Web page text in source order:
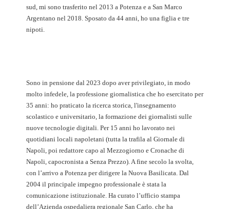
sud, mi sono trasferito nel 2013 a Potenza e a San Marco
Argentano nel 2018. Sposato da 44 anni, ho una figlia e tre
nipoti.
Sono in pensione dal 2023 dopo aver privilegiato, in modo
molto infedele, la professione giornalistica che ho esercitato per
35 anni: ho praticato la ricerca storica, l'insegnamento
scolastico e universitario, la formazione dei giornalisti sulle
nuove tecnologie digitali. Per 15 anni ho lavorato nei
quotidiani locali napoletani (tutta la trafila al Giornale di
Napoli, poi redattore capo al Mezzogiorno e Cronache di
Napoli, capocronista a Senza Prezzo). A fine secolo la svolta,
con l’arrivo a Potenza per dirigere la Nuova Basilicata. Dal
2004 il principale impegno professionale è stata la
comunicazione istituzionale. Ha curato l’ufficio stampa
dell’Azienda ospedaliera regionale San Carlo, che ha